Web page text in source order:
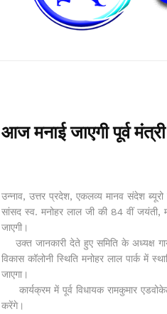
आज मनाई जाएगी पूर्व
उन्नाव, उत्तर प्रदेश, एकलव्य मानव संदेश ब्यूरो
सांसद स्व. मनोहर लाल जी की 84 वीं जयंती,
जाएगी।
उक्त जानकारी देते हुए समिति के अध्यक्ष
विकास कॉलोनी स्थिति मनोहर लाल पार्क में
जाएगा।
कार्यक्रम में पूर्व विधायक रामकुमार
करेंगे।